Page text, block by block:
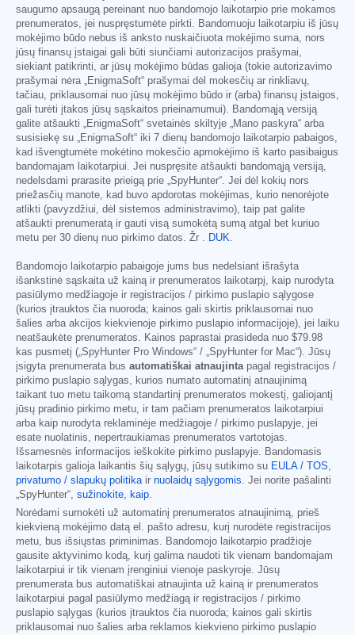
saugumo apsaugą pereinant nuo bandomojo laikotarpio prie mokamos
prenumeratos, jei nuspręstumėte pirkti. Bandomuoju laikotarpiu iš jūsų
mokėjimo būdo nebus iš anksto nuskaičiuota mokėjimo suma, nors
jūsų finansų įstaigai gali būti siunčiami autorizacijos prašymai,
siekiant patikrinti, ar jūsų mokėjimo būdas galioja (tokie autorizavimo
prašymai nėra „EnigmaSoft“ prašymai dėl mokesčių ar rinkliavų,
tačiau, priklausomai nuo jūsų mokėjimo būdo ir (arba) finansų įstaigos,
gali turėti įtakos jūsų sąskaitos prieinamumui). Bandomąją versiją
galite atšaukti „EnigmaSoft“ svetainės skiltyje „Mano paskyra“ arba
susisiekę su „EnigmaSoft“ iki 7 dienų bandomojo laikotarpio pabaigos,
kad išvengtumėte mokėtino mokesčio apmokėjimo iš karto pasibaigus
bandomajam laikotarpiui. Jei nuspręsite atšaukti bandomąją versiją,
nedelsdami prarasite prieigą prie „SpyHunter“. Jei dėl kokių nors
priežasčių manote, kad buvo apdorotas mokėjimas, kurio nenorėjote
atlikti (pavyzdžiui, dėl sistemos administravimo), taip pat galite
atšaukti prenumeratą ir gauti visą sumokėtą sumą atgal bet kuriuo
metu per 30 dienų nuo pirkimo datos. Žr . DUK.
Bandomojo laikotarpio pabaigoje jums bus nedelsiant išrašyta
išankstinė sąskaita už kainą ir prenumeratos laikotarpį, kaip nurodyta
pasiūlymo medžiagoje ir registracijos / pirkimo puslapio sąlygose
(kurios įtrauktos čia nuoroda; kainos gali skirtis priklausomai nuo
šalies arba akcijos kiekvienoje pirkimo puslapio informacijoje), jei laiku
neatšaukėte prenumeratos. Kainos paprastai prasideda nuo $79.98
kas pusmetį („SpyHunter Pro Windows“ / „SpyHunter for Mac“). Jūsų
įsigyta prenumerata bus automatiškai atnaujintapagal registracijos /
pirkimo puslapio sąlygas, kurios numato automatinį atnaujinimą
taikant tuo metu taikomą standartinį prenumeratos mokestį, galiojantį
jūsų pradinio pirkimo metu, ir tam pačiam prenumeratos laikotarpiui
arba kaip nurodyta reklaminėje medžiagoje / pirkimo puslapyje, jei
esate nuolatinis, nepertraukiamas prenumeratos vartotojas.
Išsamesnės informacijos ieškokite pirkimo puslapyje. Bandomasis
laikotarpis galioja laikantis šių sąlygų, jūsų sutikimo su EULA / TOS,
privatumo / slapukų politikair nuolaidų sąlygomis. Jei norite pašalinti
„SpyHunter“, sužinokite, kaip.
Norėdami sumokėti už automatinį prenumeratos atnaujinimą, prieš
kiekvieną mokėjimo datą el. pašto adresu, kurį nurodėte registracijos
metu, bus išsiųstas priminimas. Bandomojo laikotarpio pradžioje
gausite aktyvinimo kodą, kurį galima naudoti tik vienam bandomajam
laikotarpiui ir tik vienam įrenginiui vienoje paskyroje. Jūsų
prenumerata bus automatiškai atnaujinta už kainą ir prenumeratos
laikotarpiui pagal pasiūlymo medžiagą ir registracijos / pirkimo
puslapio sąlygas (kurios įtrauktos čia nuoroda; kainos gali skirtis
priklausomai nuo šalies arba reklamos kiekvieno pirkimo puslapio